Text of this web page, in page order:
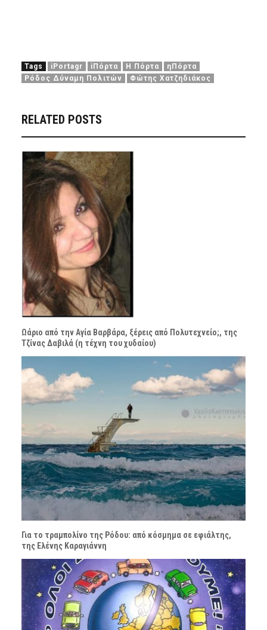
Tags iPortagr iΠόρτα Η Πόρτα
ηΠόρτα
Ρόδος Δύναμη Πολιτών
Φώτης Χατζηδιάκος
RELATED POSTS
Ωάριο από την Αγία Βαρβάρα, ξέρεις από Πολυτεχνείο;, της
Τζίνας Δαβιλά (η τέχνη του χυδαίου)
Για το τραμπολίνο της Ρόδου: από κόσμημα σε εφιάλτης,
της Ελένης Καραγιάννη